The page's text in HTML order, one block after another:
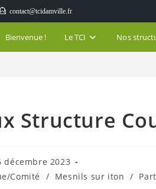
contact@tcidamville.fr
Bienvenue ! Le TCI Nos
Structure
:
décembre 2023
Comité / Mesnils sur iton /